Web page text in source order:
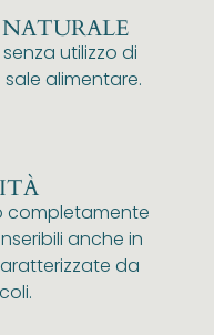
utilizzo di
alimentare.
completamente
anche in
da